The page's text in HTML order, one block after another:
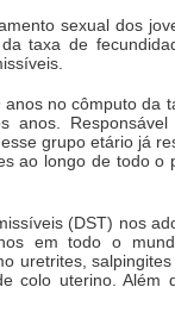
sexual dos
taxa de
no cômputo da
anos.
grupo etário já
ao longo de todo o
(DST) nos
em todo o
uretrites,
colo uterino. Além